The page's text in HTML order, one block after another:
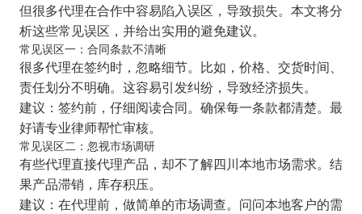
但很多代理在合作中容易陷入误区，导致损失。本文将分
析这些常见误区，并给出实用的避免建议。
常见误区一：合同条款不清晰
很多代理在签约时，忽略细节。比如，价格、交货时间、
责任划分不明确。这容易引发纠纷，导致经济损失。
建议：签约前，仔细阅读合同。确保每一条款都清楚。最
好请专业律师帮忙审核。
常见误区二：忽视市场调研
有些代理直接代理产品，却不了解四川本地市场需求。结
果产品滞销，库存积压。
建议：在代理前，做简单的市场调查。问问本地客户的需